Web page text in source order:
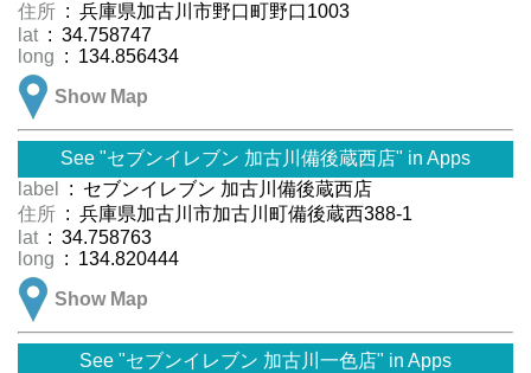
住所 : 兵庫県加古川市野口町野口1003
lat : 34.758747
long : 134.856434
Show Map
See "セブンイレブン 加古川備後蔵西店" in Apps
label
: セブンイレブン 加古川備後蔵西店
住所 : 兵庫県加古川市加古川町備後蔵西388-1
lat : 34.758763
long : 134.820444
Show Map
See "セブンイレブン 加古川一色店" in Apps